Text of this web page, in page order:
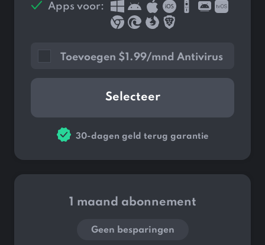
Apps voor:
Toevoegen $1.99/mnd Antivirus
Selecteer
30-dagen geld terug garantie
1 maand abonnement
Geen besparingen